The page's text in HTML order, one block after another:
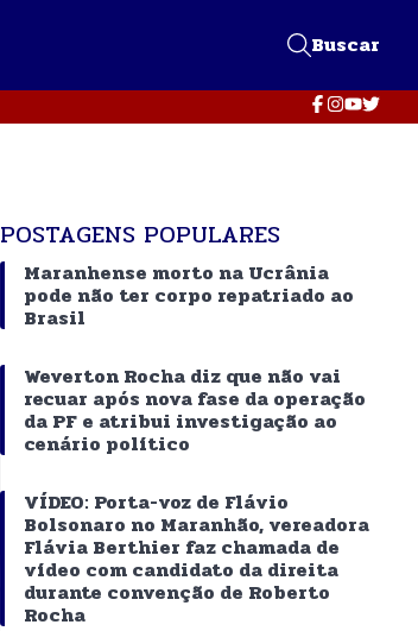
Buscar
POSTAGENS POPULARES
Maranhense morto na Ucrânia
pode não ter corpo repatriado ao
Brasil
Weverton Rocha diz que não vai
recuar após nova fase da operação
da PF e atribui investigação ao
cenário político
VÍDEO: Porta-voz de Flávio
Bolsonaro no Maranhão, vereadora
Flávia Berthier faz chamada de
vídeo com candidato da direita
durante convenção de Roberto
Rocha